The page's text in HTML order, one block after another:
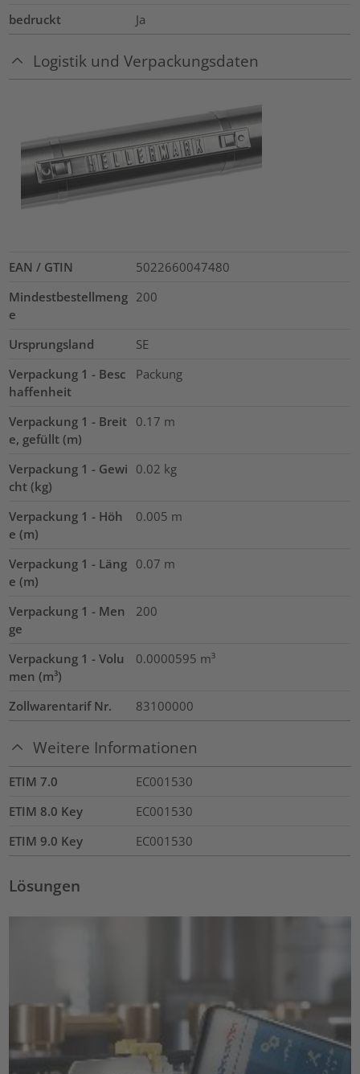
bedruckt
Ja
Logistik und Verpackungsdaten
EAN / GTIN
5022660047480
Mindestbestellmeng
e
200
Ursprungsland
SE
Verpackung 1 - Besc
haffenheit
Packung
Verpackung 1 - Breit
e, gefüllt (m)
0.17 m
Verpackung 1 - Gewi
cht (kg)
0.02 kg
Verpackung 1 - Höh
e (m)
0.005 m
Verpackung 1 - Läng
e (m)
0.07 m
Verpackung 1 - Men
ge
200
Verpackung 1 - Volu
men (m³)
0.0000595 m³
Zollwarentarif Nr. 83100000
Weitere Informationen
ETIM 7.0
EC001530
ETIM 8.0 Key
EC001530
ETIM 9.0 Key
EC001530
Lösungen